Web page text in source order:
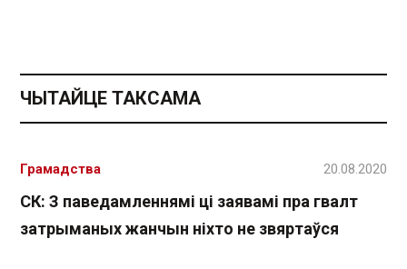
ЧЫТАЙЦЕ ТАКСАМА
СК: З паведамленнямі ці заявамі пра гвалт
затрыманых жанчын ніхто не звяртаўся
Грамадства 20.08.2020